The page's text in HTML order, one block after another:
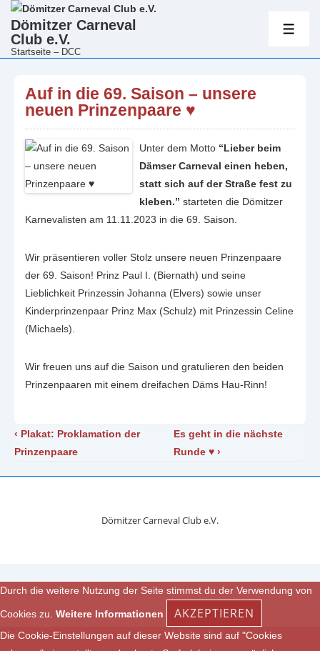
Dömitzer Carneval
Club e.V.
Startseite – DCC
InhaltAuf in die 69. Saison – unsere
neuen Prinzenpaare ♥
Unter dem Motto “Lieber beim
Dämser Carneval einen heben,
statt sich auf der Straße fest zu
kleben.” starteten die Dömitzer
Karnevalisten am 11.11.2023 in die 69. Saison.
Wir präsentieren voller Stolz unsere neuen Prinzenpaare
der 69. Saison! Prinz Paul I. (Biernath) und seine
Lieblichkeit Prinzessin Johanna (Elvers) sowie unser
Kinderprinzenpaar Prinz Max (Schulz) mit Prinzessin Celine
(Michaels).
Wir freuen uns auf die Saison und gratulieren den beiden
Prinzenpaaren mit einem dreifachen Däms Hau-Rinn!
Beitragsnavigation
Vorheriger
Beitrag
‹ Plakat: Proklamation der
Prinzenpaare
Nächster
Beitrag
Es geht in die nächste
Runde ♥ ›
Dömitzer Carneval Club e.V.
Durch die weitere Nutzung der Seite stimmst du der Verwendung von
Cookies zu. Weitere Informationen AKZEPTIEREN
Die Cookie-Einstellungen auf dieser Website sind auf "Cookies